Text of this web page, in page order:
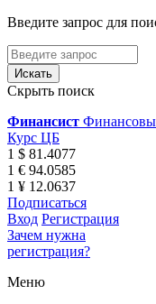
Введите запрос для
Скрыть поиск
Финансист
Курс ЦБ
1 $ 81.4077
1 € 94.0585
1 ¥ 12.0637
Подписаться
Вход Регистрация
Зачем нужна
регистрация?
Меню